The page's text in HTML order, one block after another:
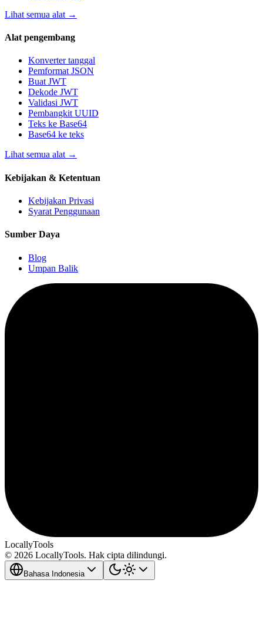
Lihat semua alat →
Alat pengembang
Konverter tanggal
Pemformat JSON
Buat JWT
Dekode JWT
Validasi JWT
Pembangkit UUID
Teks ke Base64
Base64 ke teks
Lihat semua alat→
Kebijakan & Ketentuan
Kebijakan Privasi
Syarat Penggunaan
Sumber Daya
Blog
Umpan Balik
LocallyTools
© 2026 LocallyTools. Hak cipta dilindungi.
Bahasa Indonesia